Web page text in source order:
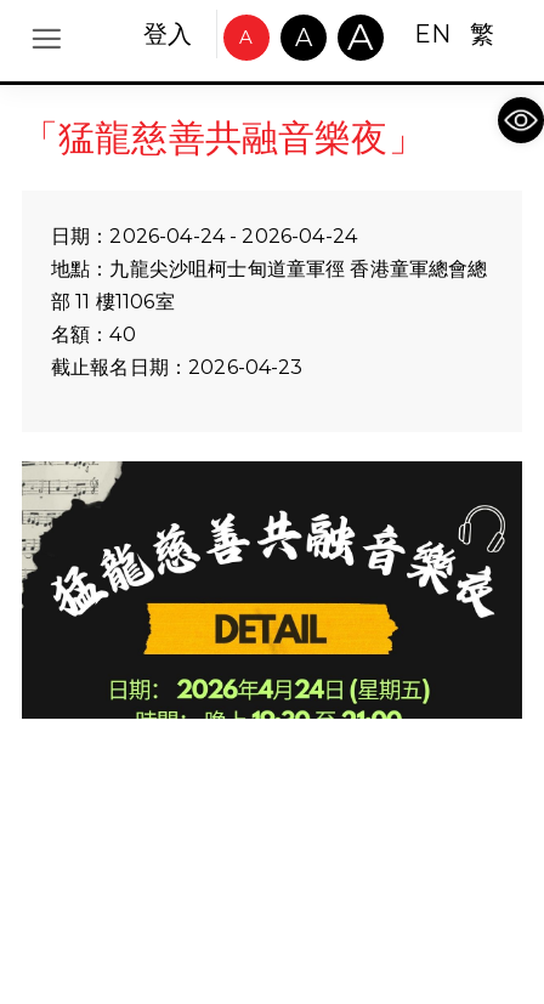
登入 A A A EN 繁
「猛龍慈善共融音樂夜」
日期：2026-04-24 - 2026-04-24
地點：九龍尖沙咀柯士甸道童軍徑 香港童軍總會總
部 11 樓1106室
名額：40
截止報名日期：2026-04-23